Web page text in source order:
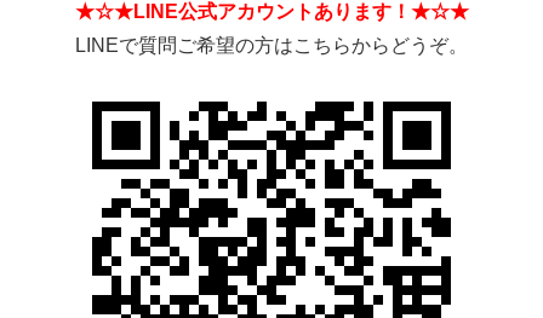
★☆★LINE公式アカウントあります！★☆★
LINEで質問ご希望の方はこちらからどうぞ。